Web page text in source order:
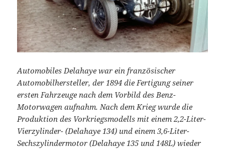
Automobiles Delahaye war ein französischer
Automobilhersteller, der 1894 die Fertigung seiner
ersten Fahrzeuge nach dem Vorbild des Benz-
Motorwagen aufnahm. Nach dem Krieg wurde die
Produktion des Vorkriegsmodells mit einem 2,2-Liter-
Vierzylinder- (Delahaye 134) und einem 3,6-Liter-
Sechszylindermotor (Delahaye 135 und 148L) wieder